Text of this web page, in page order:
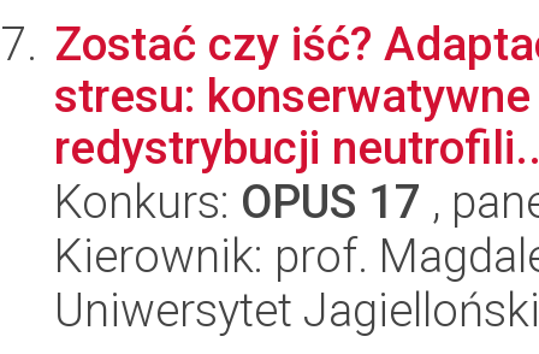
Zostać czy iść?
stresu:
redystrybucji
Konkurs: OPUS 17 ,
Kierownik: prof.
Uniwersytet Jagielloński